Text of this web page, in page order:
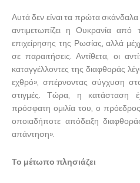
Αυτά δεν είναι τα πρώτα
αντιμετωπίζει η Ουκρανία από
επιχείρησης της Ρωσίας, αλλά
σε παραιτήσεις. Αντίθετα, οι
καταγγέλλοντες της διαφθοράς
εχθρό», σπέρνοντας σύγχυση
στιγμές. Τώρα, η κατάσταση
πρόσφατη ομιλία του, ο πρόεδρος
οποιαδήποτε απόδειξη
απάντηση».
Το μέτωπο πλησιάζει